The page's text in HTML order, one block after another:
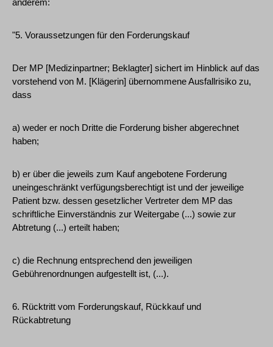
anderem:
"5. Voraussetzungen für den Forderungskauf
Der MP [Medizinpartner; Beklagter] sichert im Hinblick auf das
vorstehend von M. [Klägerin] übernommene Ausfallrisiko zu,
dass
a) weder er noch Dritte die Forderung bisher abgerechnet
haben;
b) er über die jeweils zum Kauf angebotene Forderung
uneingeschränkt verfügungsberechtigt ist und der jeweilige
Patient bzw. dessen gesetzlicher Vertreter dem MP das
schriftliche Einverständnis zur Weitergabe (...) sowie zur
Abtretung (...) erteilt haben;
c) die Rechnung entsprechend den jeweiligen
Gebührenordnungen aufgestellt ist, (...).
6. Rücktritt vom Forderungskauf, Rückkauf und
Rückabtretung